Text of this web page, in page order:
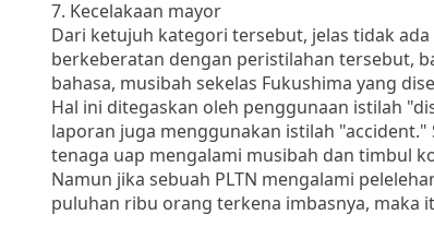
7. Kecelakaan mayor
Dari ketujuh kategori tersebut, jelas tidak ada
berkeberatan dengan peristilahan tersebut,
bahasa, musibah sekelas Fukushima yang
Hal ini ditegaskan oleh penggunaan istilah
laporan juga menggunakan istilah
tenaga uap mengalami musibah dan timbul
Namun jika sebuah PLTN mengalami
puluhan ribu orang terkena imbasnya, maka